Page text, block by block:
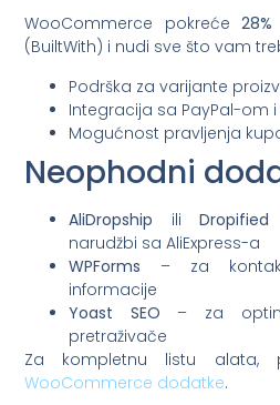
WooCommerce pokreće
(BuiltWith) i nudi sve što vam
Podrška za varijante
Integracija sa PayPal-om
Mogućnost pravljenja
Neophodni
AliDropship ili Dropified
narudžbi sa AliExpress-a
WPForms – za
informacije
Yoast SEO – za
pretraživače
Za kompletnu listu alata,
WooCommerce dodatke.